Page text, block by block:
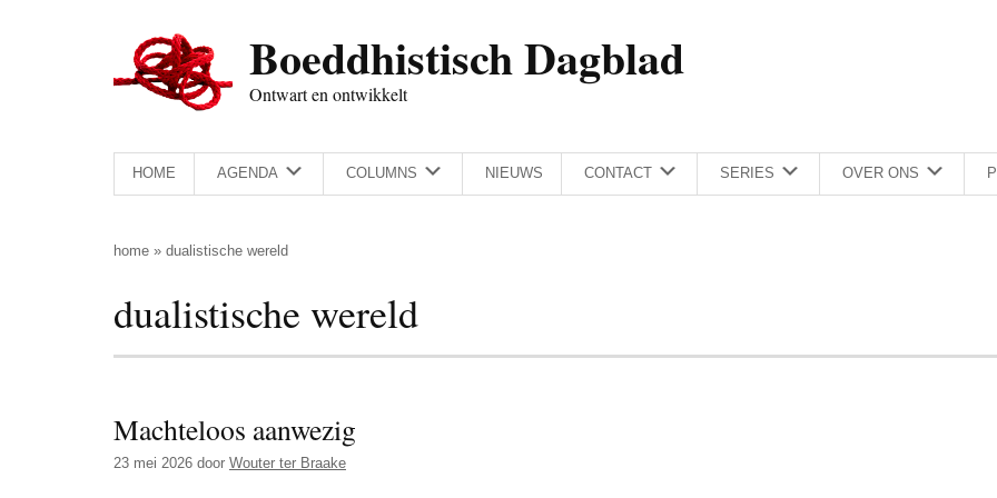
Boeddhistisch Dagblad
Ontwart en ontwikkelt
HOME AGENDA COLUMNS NIEUWS CONTACT SERIES OVER ONS
home » dualistische wereld
dualistische wereld
Machteloos aanwezig
23 mei 2026 door Wouter ter Braake